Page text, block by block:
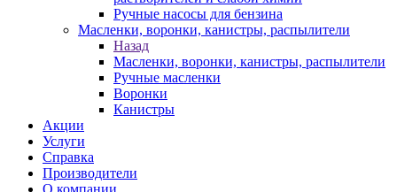
Ручные насосы для бензина
Масленки, воронки, канистры, распылители
Назад
Масленки, воронки, канистры, распылители
Ручные масленки
Воронки
Канистры
Акции
Услуги
Справка
Производители
О компании